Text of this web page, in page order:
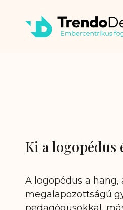
Ki a logopédus
A logopédus a
megalapozottságú